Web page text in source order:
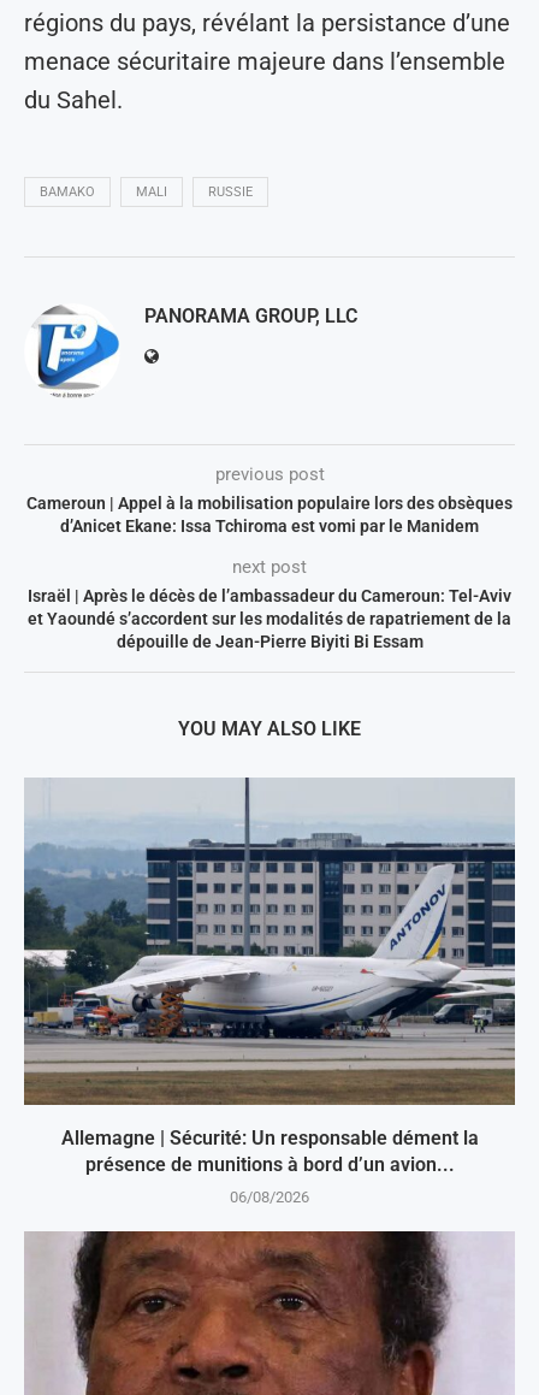
régions du pays, révélant la persistance d’une
menace sécuritaire majeure dans l’ensemble
du Sahel.
BAMAKO MALI RUSSIE
PANORAMA GROUP, LLC
previous post
Cameroun | Appel à la mobilisation populaire lors des obsèques
d’Anicet Ekane: Issa Tchiroma est vomi par le Manidem
next post
Israël | Après le décès de l’ambassadeur du Cameroun: Tel-Aviv
et Yaoundé s’accordent sur les modalités de rapatriement de la
dépouille de Jean-Pierre Biyiti Bi Essam
YOU MAY ALSO LIKE
Allemagne | Sécurité: Un responsable dément la
présence de munitions à bord d’un avion...
06/08/2026